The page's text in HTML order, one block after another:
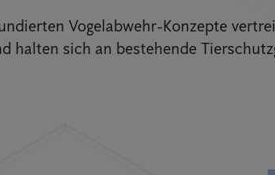
Vogelabwehr-Konzepte
halten sich an bestehende